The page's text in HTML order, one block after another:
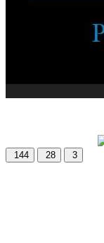
144 28 3